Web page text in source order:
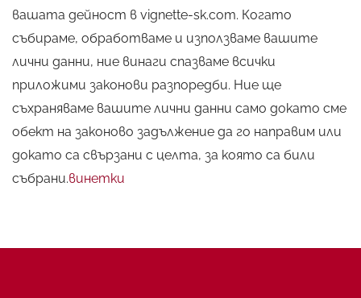
вашата дейност в vignette-sk.com. Когато
събираме, обработваме и използваме вашите
лични данни, ние винаги спазваме всички
приложими законови разпоредби. Ние ще
съхраняваме вашите лични данни само докато сме
обект на законово задължение да го направим или
докато са свързани с целта, за която са били
събрани.винетки